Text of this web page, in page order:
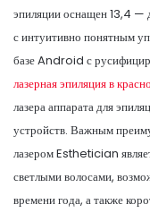
эпиляции оснащен 13,4
с интуитивно понятным
базе Android с
лазерная эпиляция в
лазера аппарата для
устройств. Важным
лазером Esthetician
светлыми волосами,
времени года, а также